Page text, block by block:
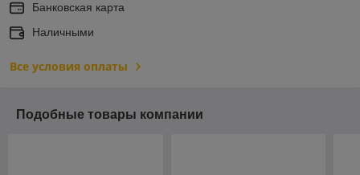
Банковская карта
Наличными
Все условия оплаты
Подобные товары компании